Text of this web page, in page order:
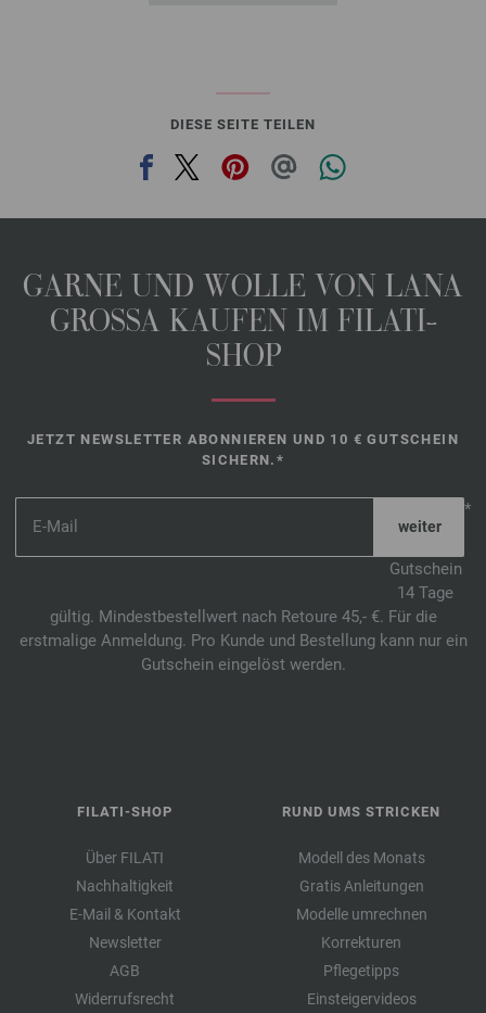
DIESE SEITE TEILEN
GARNE UND WOLLE VON LANA
GROSSA KAUFEN IM FILATI-
SHOP
JETZT NEWSLETTER ABONNIEREN UND 10 € GUTSCHEIN
SICHERN.*
*
Gutschein
14 Tage
gültig. Mindestbestellwert nach Retoure 45,- €. Für die
erstmalige Anmeldung. Pro Kunde und Bestellung kann nur ein
Gutschein eingelöst werden.
FILATI-SHOP
Über FILATI
Nachhaltigkeit
E-Mail & Kontakt
Newsletter
AGB
Widerrufsrecht
RUND UMS STRICKEN
Modell des Monats
Gratis Anleitungen
Modelle umrechnen
Korrekturen
Pflegetipps
Einsteigervideos